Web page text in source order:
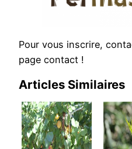
Pour vous inscrire,
page contact !
Articles Similaires